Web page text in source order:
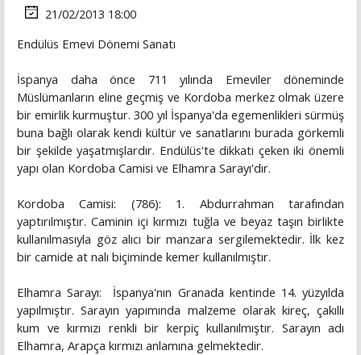
21/02/2013 18:00
Endülüs Emevi Dönemi Sanatı
İspanya daha önce 711 yılında Emeviler döneminde
Müslümanların eline geçmiş ve Kordoba merkez olmak üzere
bir emirlik kurmuştur. 300 yıl İspanya'da egemenlikleri sürmüş
buna bağlı olarak kendi kültür ve sanatlarını burada görkemli
bir şekilde yaşatmışlardır. Endülüs'te dikkati çeken iki önemli
yapı olan Kordoba Camisi ve Elhamra Sarayı'dır.
Kordoba Camisi: (786): 1. Abdurrahman tarafından
yaptırılmıştır. Caminin içi kırmızı tuğla ve beyaz taşın birlikte
kullanılmasıyla göz alıcı bir manzara sergilemektedir. İlk kez
bir camide at nalı biçiminde kemer kullanılmıştır.
Elhamra Sarayı: İspanya'nın Granada kentinde 14. yüzyılda
yapılmıştır. Sarayın yapımında malzeme olarak kireç, çakıllı
kum ve kırmızı renkli bir kerpiç kullanılmıştır. Sarayın adı
Elhamra, Arapça kırmızı anlamına gelmektedir.